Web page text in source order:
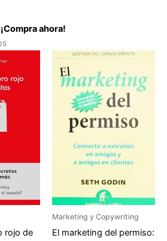
¡Compra ahora!
rojo de
Marketing y Copywriting
El marketing del permiso: